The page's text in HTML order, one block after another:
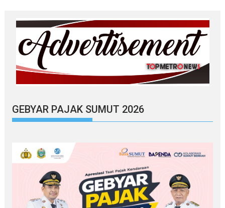
GEBYAR PAJAK SUMUT 2026